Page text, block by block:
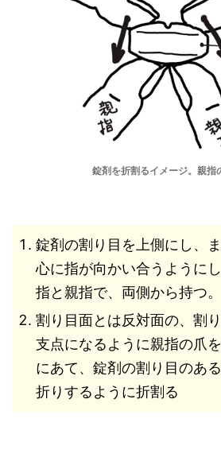
錠剤を折割るイメージ。親指
錠剤の割り目を上側にし、
心に指が向かい合うように
指と親指で、両側から持つ。
割り目面とは反対面の、割
支点になるように親指の爪
にあて、錠剤の割り目のあ
折りするように折割る